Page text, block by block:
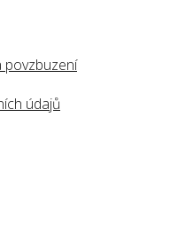
povzbuzení
údajů